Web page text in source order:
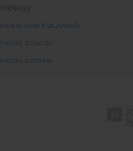
Indeksy
Indeks słów kluczowych
Indeks dziedzin
Indeks autorów